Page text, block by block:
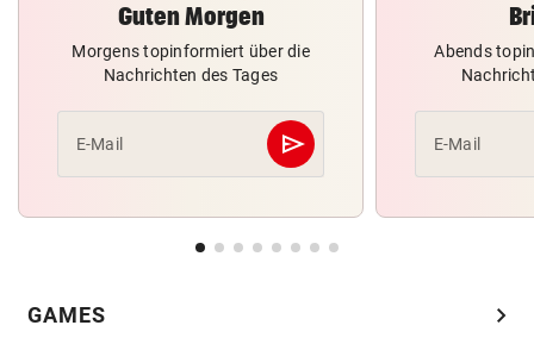
Guten Morgen
Morgens topinformiert über die
Nachrichten des Tages
E-Mail send
Abschicken
Abends
E-Mail
GAMES chevron_right